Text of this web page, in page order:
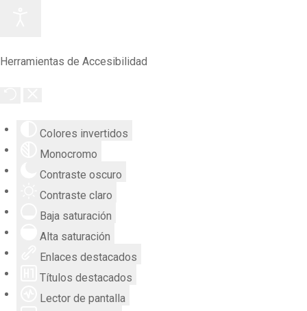
Herramientas de Accesibilidad
Colores invertidos
Monocromo
Contraste oscuro
Contraste claro
Baja saturación
Alta saturación
Enlaces destacados
Títulos destacados
Lector de pantalla